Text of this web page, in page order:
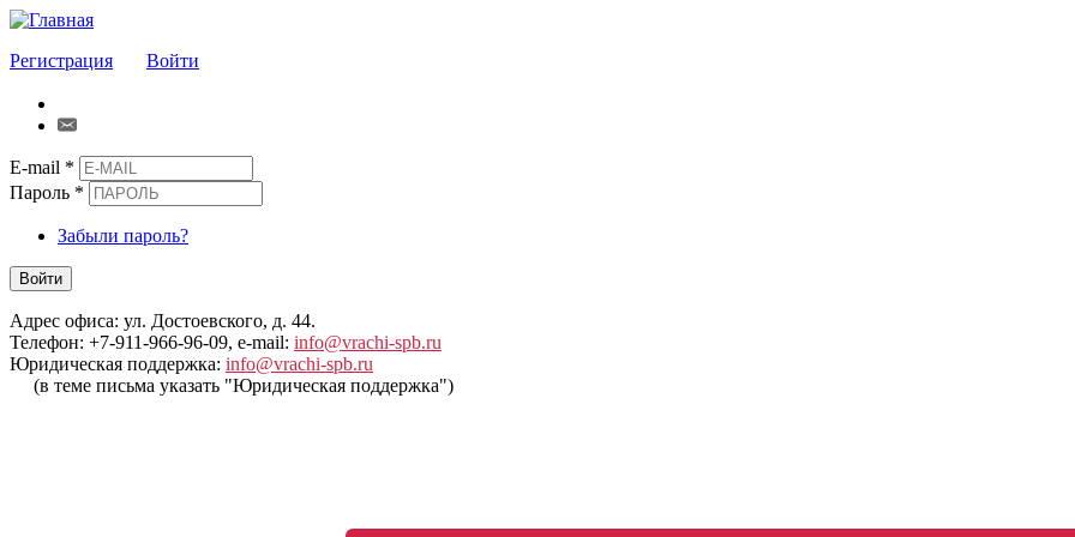
Регистрация Войти
E-mail *
Пароль *
Забыли пароль?
Войти
Адрес офиса: ул. Достоевского, д. 44.
Телефон: +7-911-966-96-09, e-mail: info@vrachi-spb.ru
Юридическая поддержка: info@vrachi-spb.ru
(в теме письма указать "Юридическая поддержка")